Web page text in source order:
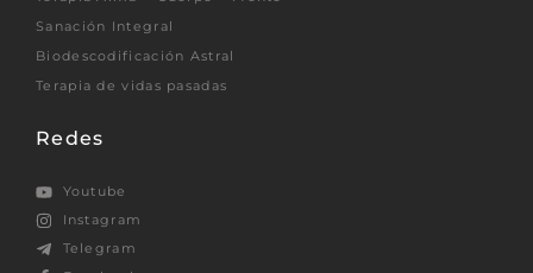
Sanación Integral
Biodescodificación Astral
Terapia de vidas pasadas
Redes
Youtube
Instagram
Telegram